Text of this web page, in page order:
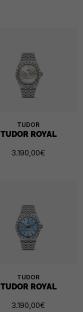
TUDOR
TUDOR ROYAL
3.190,00€
TUDOR
TUDOR ROYAL
3.190,00€